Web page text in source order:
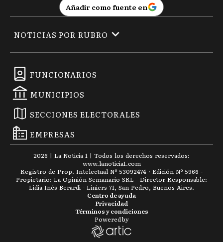
Añadir como fuente en
FUNCIONARIOS
MUNICIPIOS
SECCIONES ELECTORALES
EMPRESAS
NOTICIAS POR RUBRO
2026 | La Noticia 1 | Todos los derechos reservados:
www.lanoticia1.com
Registro de Prop. Intelectual Nº 53092474 · Edición Nº 5966 -
Propietario: La Opinión Semanario SRL - Director Responsable:
Lidia Inés Berardi - Liniers 71, San Pedro, Buenos Aires.
Términos y condiciones
Privacidad
Centro de ayuda
Powered by